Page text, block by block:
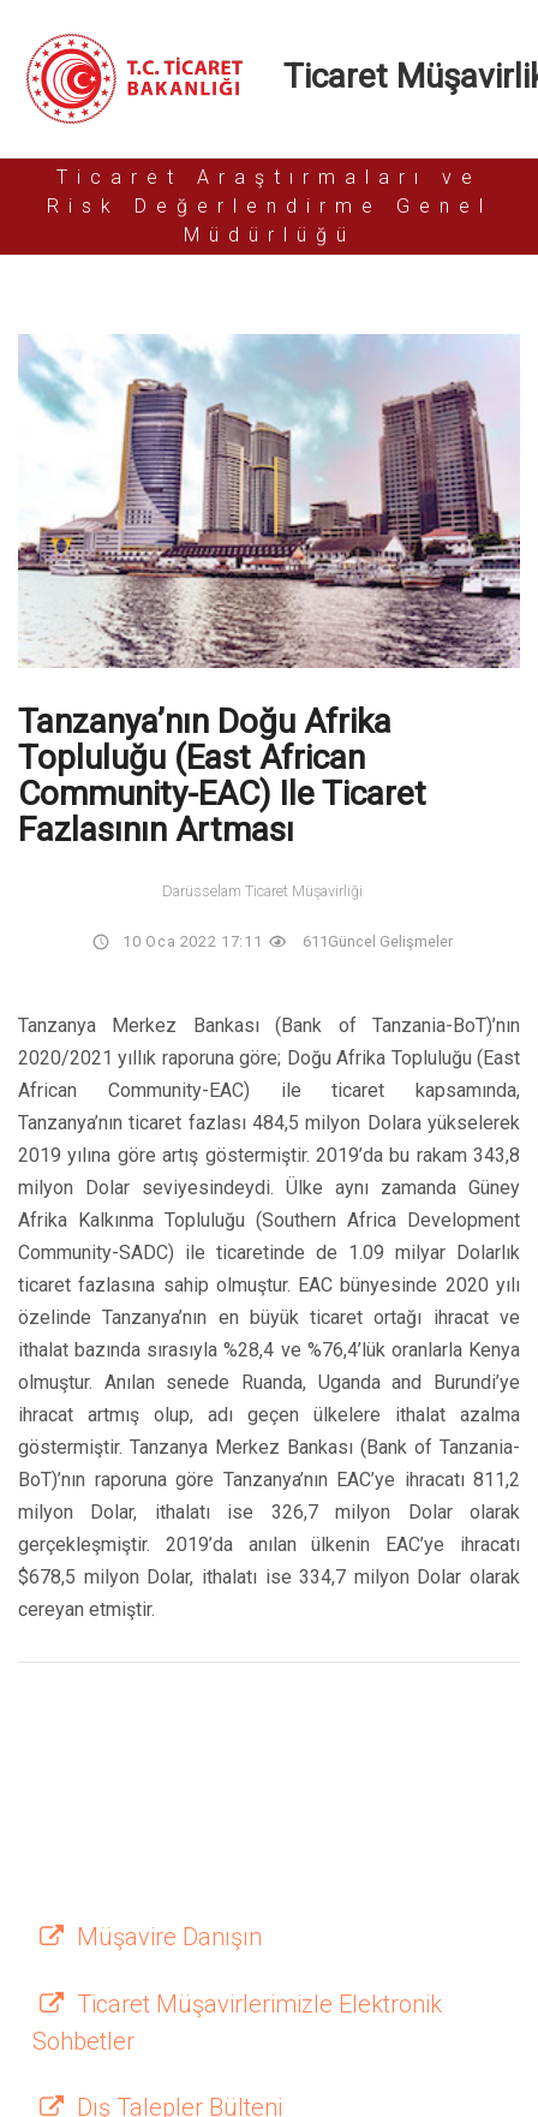
Ticaret
Ticaret Araştırmaları ve
Risk Değerlendirme Genel
Müdürlüğü
Tanzanya’nın Doğu Afrika
Topluluğu (East African
Community-EAC) Ile Ticaret
Fazlasının Artması
Darüsselam Ticaret Müşavirliği
10 Oca 2022 17:11 611 Güncel Gelişmeler
Tanzanya Merkez Bankası (Bank of Tanzania-BoT)’nın
2020/2021 yıllık raporuna göre; Doğu Afrika Topluluğu (East
African Community-EAC) ile ticaret kapsamında,
Tanzanya’nın ticaret fazlası 484,5 milyon Dolara yükselerek
2019 yılına göre artış göstermiştir. 2019’da bu rakam 343,8
milyon Dolar seviyesindeydi. Ülke aynı zamanda Güney
Afrika Kalkınma Topluluğu (Southern Africa Development
Community-SADC) ile ticaretinde de 1.09 milyar Dolarlık
ticaret fazlasına sahip olmuştur. EAC bünyesinde 2020 yılı
özelinde Tanzanya’nın en büyük ticaret ortağı ihracat ve
ithalat bazında sırasıyla %28,4 ve %76,4’lük oranlarla Kenya
olmuştur. Anılan senede Ruanda, Uganda and Burundi’ye
ihracat artmış olup, adı geçen ülkelere ithalat azalma
göstermiştir. Tanzanya Merkez Bankası (Bank of Tanzania-
BoT)’nın raporuna göre Tanzanya’nın EAC’ye ihracatı 811,2
milyon Dolar, ithalatı ise 326,7 milyon Dolar olarak
gerçekleşmiştir. 2019’da anılan ülkenin EAC’ye ihracatı
$678,5 milyon Dolar, ithalatı ise 334,7 milyon Dolar olarak
cereyan etmiştir.
Müşavire Danışın
Ticaret Müşavirlerimizle Elektronik
Sohbetler
Dış Talepler Bülteni